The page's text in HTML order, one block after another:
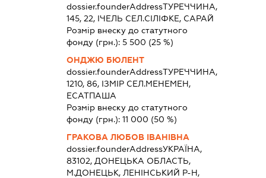
dossier.founderAddressТУРЕЧЧИНА,
145, 22, ІЧЕЛЬ СЕЛ.СІЛІФКЕ, САРАЙ
Розмір внеску до статутного
фонду (грн.): 5 500 (25 %)
ОНДЖЮ БЮЛЕНТ
dossier.founderAddressТУРЕЧЧИНА,
1210, 86, ІЗМІР СЕЛ.МЕНЕМЕН,
ЕСАТПАША
Розмір внеску до статутного
фонду (грн.): 11 000 (50 %)
ГРАКОВА ЛЮБОВ ІВАНІВНА
dossier.founderAddressУКРАЇНА,
83102, ДОНЕЦЬКА ОБЛАСТЬ,
М.ДОНЕЦЬК, ЛЕНІНСЬКИЙ Р-Н,